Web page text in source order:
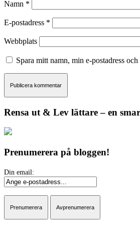
Namn *
E-postadress *
Webbplats
Spara mitt namn, min e-postadress
Rensa ut & Lev lättare – en
Prenumerera på bloggen!